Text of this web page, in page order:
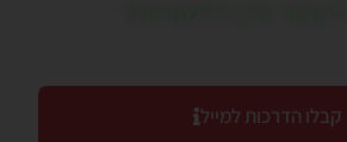
קבלו הדרכות למייל